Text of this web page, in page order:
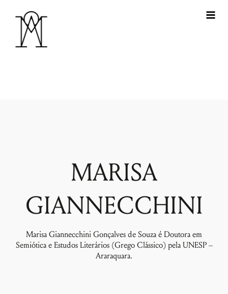
MARISA
GIANNECCHINI
Marisa Giannecchini Gonçalves de Souza é Doutora em
Semiótica e Estudos Literários (Grego Clássico) pela UNESP –
Araraquara.